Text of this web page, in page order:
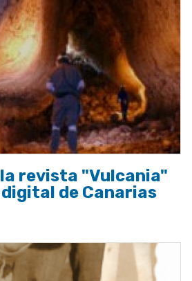
revista "Vulcania"
de Canarias